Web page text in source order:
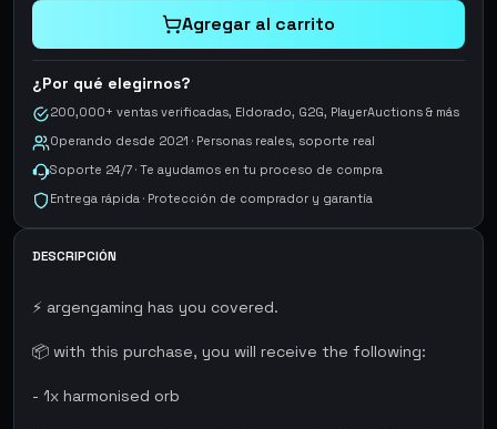
Agregar al carrito
¿Por qué elegirnos?
200,000+ ventas verificadas, Eldorado, G2G, PlayerAuctions & más
Operando desde 2021 · Personas reales, soporte real
Soporte 24/7 · Te ayudamos en tu proceso de compra
Entrega rápida · Protección de comprador y garantía
DESCRIPCIÓN
⚡ argengaming has you covered.
📦 with this purchase, you will receive the following:
- 1x harmonised orb